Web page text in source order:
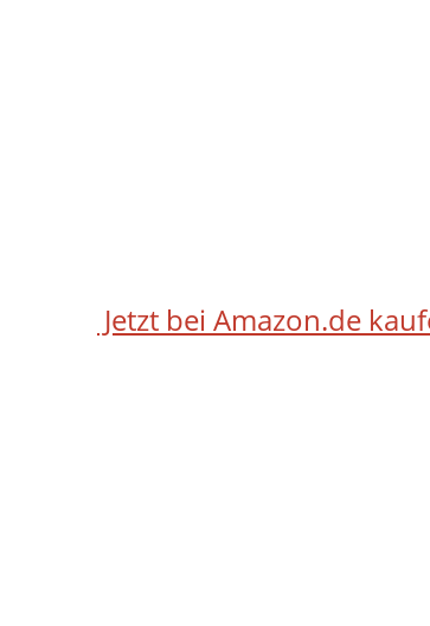
Jetzt bei Amazon.de